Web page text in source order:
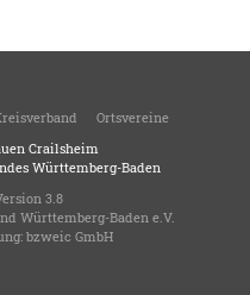
Ortsvereine
Crailsheim
Württemberg-Baden
3.8
Württemberg-Baden e.V.
bzweic GmbH